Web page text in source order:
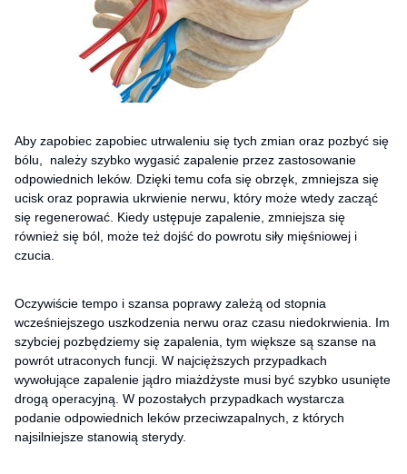
Aby zapobiec zapobiec utrwaleniu się tych zmian oraz pozbyć się
bólu, należy szybko wygasić zapalenie przez zastosowanie
odpowiednich leków. Dzięki temu cofa się obrzęk, zmniejsza się
ucisk oraz poprawia ukrwienie nerwu, który może wtedy zacząć
się regenerować. Kiedy ustępuje zapalenie, zmniejsza się
również się ból, może też dojść do powrotu siły mięśniowej i
czucia.
Oczywiście tempo i szansa poprawy zależą od stopnia
wcześniejszego uszkodzenia nerwu oraz czasu niedokrwienia. Im
szybciej pozbędziemy się zapalenia, tym większe są szanse na
powrót utraconych funcji. W najcięższych przypadkach
wywołujące zapalenie jądro miażdżyste musi być szybko usunięte
drogą operacyjną. W pozostałych przypadkach wystarcza
podanie odpowiednich leków przeciwzapalnych, z których
najsilniejsze stanowią sterydy.